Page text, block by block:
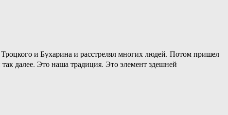
и Бухарина и расстрелял многих людей. Потом пришел
далее. Это наша традиция. Это элемент здешней